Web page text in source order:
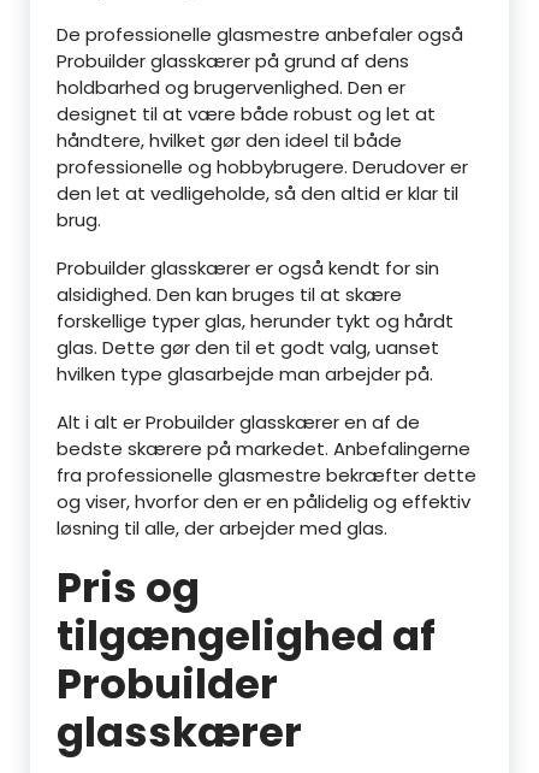
De professionelle glasmestre anbefaler også
Probuilder glasskærer på grund af dens
holdbarhed og brugervenlighed. Den er
designet til at være både robust og let at
håndtere, hvilket gør den ideel til både
professionelle og hobbybrugere. Derudover er
den let at vedligeholde, så den altid er klar til
brug.
Probuilder glasskærer er også kendt for sin
alsidighed. Den kan bruges til at skære
forskellige typer glas, herunder tykt og hårdt
glas. Dette gør den til et godt valg, uanset
hvilken type glasarbejde man arbejder på.
Alt i alt er Probuilder glasskærer en af de
bedste skærere på markedet. Anbefalingerne
fra professionelle glasmestre bekræfter dette
og viser, hvorfor den er en pålidelig og effektiv
løsning til alle, der arbejder med glas.
Pris og
tilgængelighed af
Probuilder
glasskærer